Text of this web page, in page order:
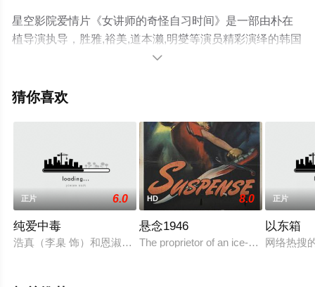
星空影院爱情片《女讲师的奇怪自习时间》是一部由朴在
植导演执导，胜雅,裕美,道本濑,明燮等演员精彩演绎的韩国
电影，手机免费观看高清无删减完整版电影大全就上星空
网等平台了解。

猜你喜欢
正片 6.0
纯爱中毒
浩真（李臬 饰）和恩淑（李美妍 饰）两夫妻过着幸福的日子。
HD 8.0
悬念1946
The proprietor of an ice-skating
正片
以东箱
网络热搜